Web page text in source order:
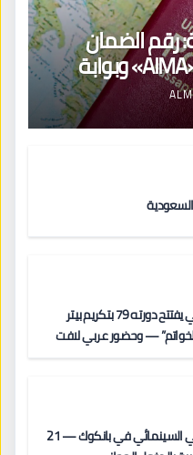
رقم الضمان
الاجتماعي تلقائياً عبر «AIMA» وبوابة
مهرجان كان السينمائي يفتتح دورته 79 بتكريم بيتر
— وحضور عربي لافت
مهرجان الاتحاد الأوروبي السينمائي في بانكوك — 21